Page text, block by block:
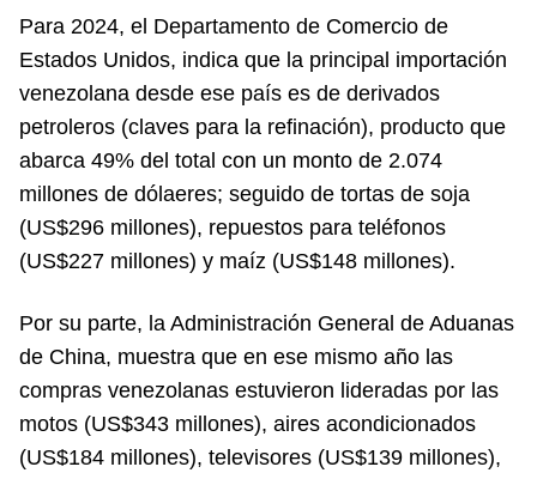
Para 2024, el Departamento de Comercio de
Estados Unidos, indica que la principal importación
venezolana desde ese país es de derivados
petroleros (claves para la refinación), producto que
abarca 49% del total con un monto de 2.074
millones de dólaeres; seguido de tortas de soja
(US$296 millones), repuestos para teléfonos
(US$227 millones) y maíz (US$148 millones).
Por su parte, la Administración General de Aduanas
de China, muestra que en ese mismo año las
compras venezolanas estuvieron lideradas por las
motos (US$343 millones), aires acondicionados
(US$184 millones), televisores (US$139 millones),